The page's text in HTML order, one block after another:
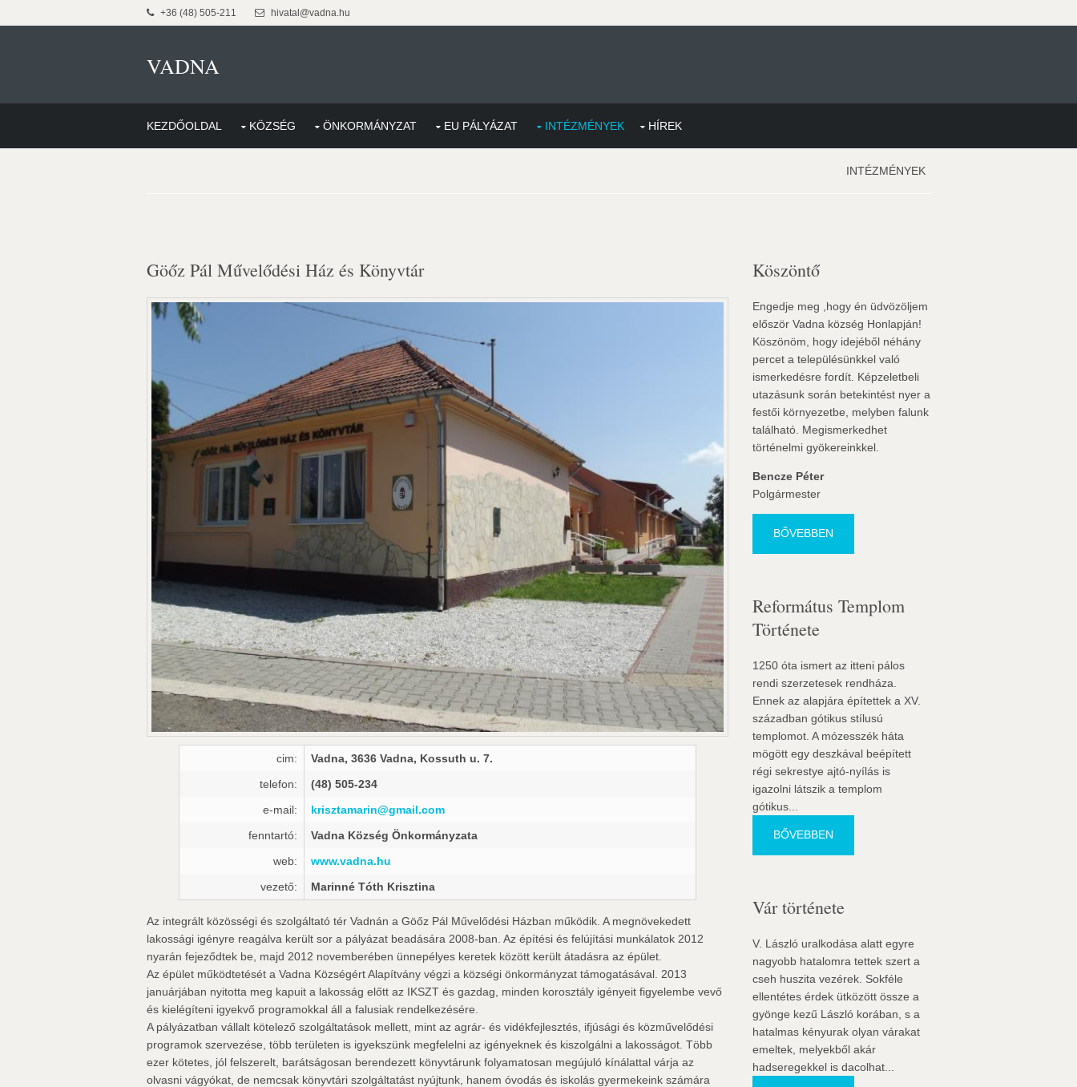
+36 (48) 505-211 hivatal@vadna.hu
VADNA
KEZDŐOLDAL KÖZSÉG ÖNKORMÁNYZAT EU PÁLYÁZAT INTÉZMÉNYEK HÍREK
INTÉZMÉNYEK
Göőz Pál Művelődési Ház és Könyvtár
cim:
Vadna, 3636 Vadna, Kossuth u. 7.
telefon:
(48) 505-234
e-mail:
krisztamarin@gmail.com
fenntartó:
Vadna Község Önkormányzata
web:
www.vadna.hu
vezető:
Marinné Tóth Krisztina
Az integrált közösségi és szolgáltató tér Vadnán a Göőz Pál Művelődési Házban működik. A megnövekedett
lakossági igényre reagálva került sor a pályázat beadására 2008-ban. Az építési és felújítási munkálatok 2012
nyarán fejeződtek be, majd 2012 novemberében ünnepélyes keretek között került átadásra az épület.
Az épület működtetését a Vadna Községért Alapítvány végzi a községi önkormányzat támogatásával. 2013
januárjában nyitotta meg kapuit a lakosság előtt az IKSZT és gazdag, minden korosztály igényeit figyelembe vevő
és kielégíteni igyekvő programokkal áll a falusiak rendelkezésére.
A pályázatban vállalt kötelező szolgáltatások mellett, mint az agrár- és vidékfejlesztés, ifjúsági és közművelődési
programok szervezése, több területen is igyekszünk megfelelni az igényeknek és kiszolgálni a lakosságot. Több
ezer kötetes, jól felszerelt, barátságosan berendezett könyvtárunk folyamatosan megújuló kínálattal várja az
olvasni vágyókat, de nemcsak könyvtári szolgáltatást nyújtunk, hanem óvodás és iskolás gyermekeink számára
Köszöntő
Engedje meg ,hogy én üdvözöljem
először Vadna község Honlapján!
Köszönöm, hogy idejéből néhány
percet a településünkkel való
ismerkedésre fordít. Képzeletbeli
utazásunk során betekintést nyer a
festői környezetbe, melyben falunk
található. Megismerkedhet
történelmi gyökereinkkel.
Bencze Péter
Polgármester
BŐVEBBEN
Református Templom
Története
1250 óta ismert az itteni pálos
rendi szerzetesek rendháza.
Ennek az alapjára építettek a XV.
században gótikus stílusú
templomot. A mózesszék háta
mögött egy deszkával beépített
régi sekrestye ajtó-nyílás is
igazolni látszik a templom
gótikus...
BŐVEBBEN
Vár története
V. László uralkodása alatt egyre
nagyobb hatalomra tettek szert a
cseh huszita vezérek. Sokféle
ellentétes érdek ütközött össze a
gyönge kezű László korában, s a
hatalmas kényurak olyan várakat
emeltek, melyekből akár
hadseregekkel is dacolhat...